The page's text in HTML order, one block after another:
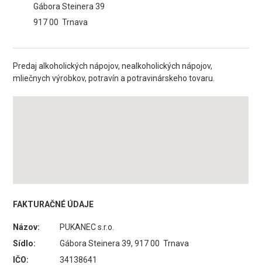
Gábora Steinera 39
917 00 Trnava
Predaj alkoholických nápojov, nealkoholických nápojov,
mliečnych výrobkov, potravín a potravinárskeho tovaru.
FAKTURAČNÉ ÚDAJE
Názov:
PUKANEC s.r.o.
Sídlo:
Gábora Steinera 39, 917 00 Trnava
IČO:
34138641